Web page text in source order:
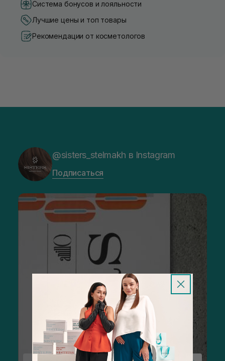
Система бонусов и лояльности
Лучшие цены и топ товары
Рекомендации от косметологов
@sisters_stelmakh в Instagram
Подписаться